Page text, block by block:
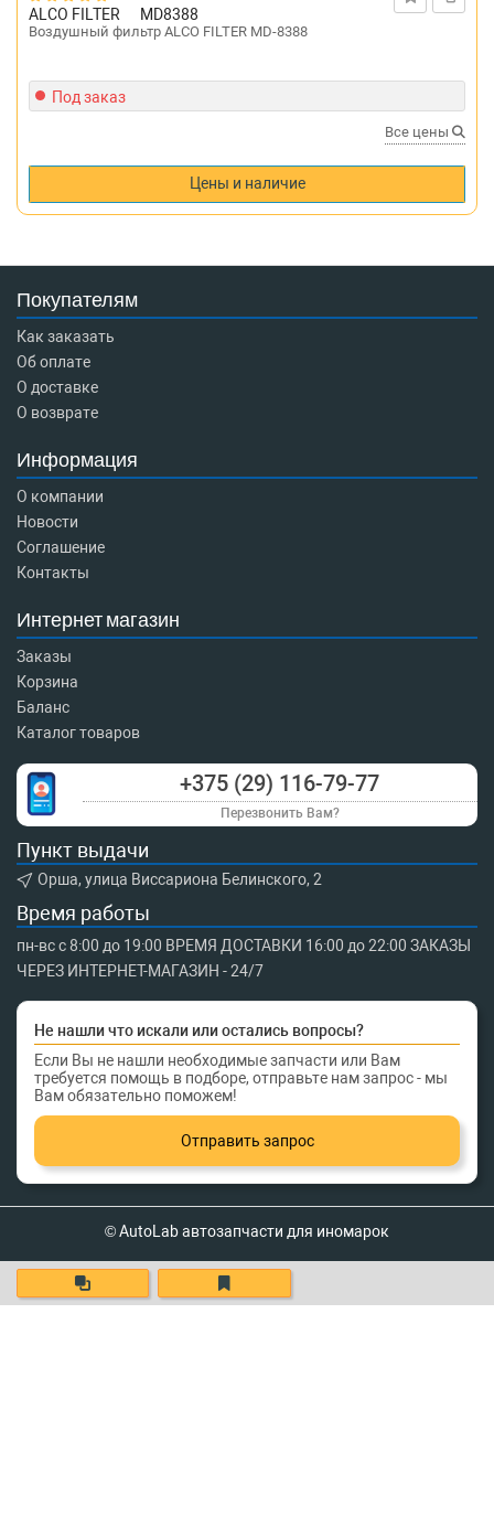
ALCO FILTER MD8388
Воздушный фильтр ALCO FILTER MD-8388
Под заказ
Все цены
Цены и наличие
Покупателям
Как заказать
Об оплате
О доставке
О возврате
Информация
О компании
Новости
Соглашение
Контакты
Интернет магазин
Заказы
Корзина
Баланс
Каталог товаров
+375 (29) 116-79-77
Перезвонить Вам?
Пункт выдачи
Орша, улица Виссариона Белинского, 2
Время работы
пн-вс с 8:00 до 19:00 ВРЕМЯ ДОСТАВКИ 16:00 до 22:00 ЗАКАЗЫ
ЧЕРЕЗ ИНТЕРНЕТ-МАГАЗИН - 24/7
Не нашли что искали или остались вопросы?
Если Вы не нашли необходимые запчасти или Вам
требуется помощь в подборе, отправьте нам запрос - мы
Вам обязательно поможем!
Отправить запрос
© AutoLab автозапчасти для иномарок